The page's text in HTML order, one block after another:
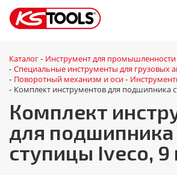
Каталог - Инструмент для
- Специальные инструменты для грузовых
- Поворотный механизм и оси -
- Комплект инструментов для подшипника
Комплект
для подшипника
ступицы Iveco, 9